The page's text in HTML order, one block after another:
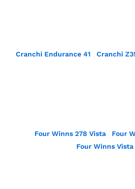
Cranchi Endurance 41 Cranchi
Four Winns 278 Vista
Four
Four Winns Vista